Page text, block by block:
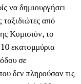
να δημιουργήσει
από
Κομισιόν, το
εκατομμύρια
σε
δεν πληρούσαν τις